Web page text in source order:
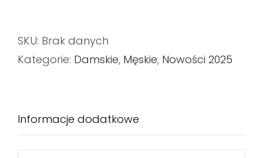
SKU: Brak danych
Kategorie: Damskie, Męskie, Nowości 2025
Informacje dodatkowe